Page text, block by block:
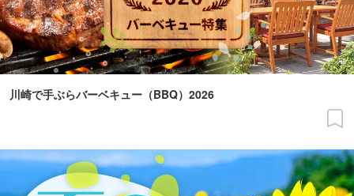
川崎で手ぶらバーベキュー（BBQ）2026